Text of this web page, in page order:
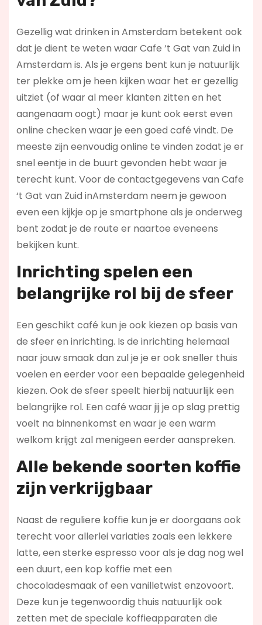
Gezellig wat drinken in Amsterdam betekent ook
dat je dient te weten waar Cafe ‘t Gat van Zuid in
Amsterdam is. Als je ergens bent kun je natuurlijk
ter plekke om je heen kijken waar het er gezellig
uitziet (of waar al meer klanten zitten en het
aangenaam oogt) maar je kunt ook eerst even
online checken waar je een goed café vindt. De
meeste zijn eenvoudig online te vinden zodat je er
snel eentje in de buurt gevonden hebt waar je
terecht kunt. Voor de contactgegevens van Cafe
‘t Gat van Zuid inAmsterdam neem je gewoon
even een kijkje op je smartphone als je onderweg
bent zodat je de route er naartoe eveneens
bekijken kunt.
Inrichting spelen een
belangrijke rol bij de sfeer
Een geschikt café kun je ook kiezen op basis van
de sfeer en inrichting. Is de inrichting helemaal
naar jouw smaak dan zul je je er ook sneller thuis
voelen en eerder voor een bepaalde gelegenheid
kiezen. Ook de sfeer speelt hierbij natuurlijk een
belangrijke rol. Een café waar jij je op slag prettig
voelt na binnenkomst en waar je een warm
welkom krijgt zal menigeen eerder aanspreken.
Alle bekende soorten koffie
zijn verkrijgbaar
Naast de reguliere koffie kun je er doorgaans ook
terecht voor allerlei variaties zoals een lekkere
latte, een sterke espresso voor als je dag nog wel
een duurt, een kop koffie met een
chocoladesmaak of een vanilletwist enzovoort.
Deze kun je tegenwoordig thuis natuurlijk ook
zetten met de speciale koffieapparaten die